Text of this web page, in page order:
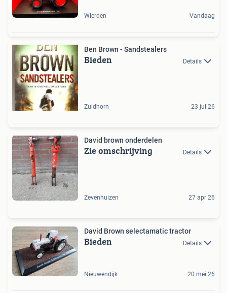
Wierden Vandaag
Ben Brown - Sandstealers
Bieden Details
Zuidhorn 23 jul 26
David brown onderdelen
Zie omschrijving Details
Zevenhuizen 27 apr 26
David Brown selectamatic tractor
Bieden Details
Nieuwendijk 20 mei 26